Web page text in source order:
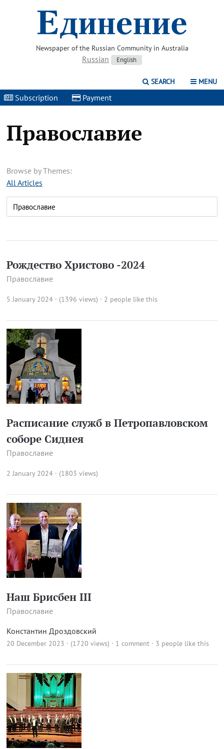
Newspaper of the Russian Community in Australia
Russian English
SEARCH MENU
Subscription | Payment |
Православие
Browse by Themes:
All Articles
Рождество Христово -2024
Православие
5 January 2024 · (1396 views) · 2 people like this
Расписание служб в Петропавловском
соборе Сиднея
Православие
2 January 2024 · (1803 views)
Наш Брисбен III
Православие
Константин Дроздовский
20 December 2023 · (1720 views) · 1 comment · 3 people like this